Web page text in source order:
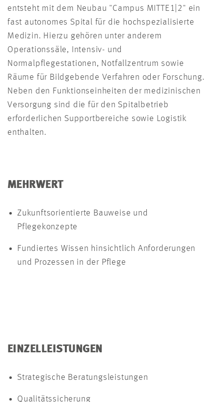
entsteht mit dem Neubau "Campus MITTE1|2" ein
fast autonomes Spital für die hochspezialisierte
Medizin. Hierzu gehören unter anderem
Operationssäle, Intensiv- und
Normalpflegestationen, Notfallzentrum sowie
Räume für Bildgebende Verfahren oder Forschung.
Neben den Funktionseinheiten der medizinischen
Versorgung sind die für den Spitalbetrieb
erforderlichen Supportbereiche sowie Logistik
enthalten.
MEHRWERT
Zukunftsorientierte Bauweise und
Pflegekonzepte
Fundiertes Wissen hinsichtlich Anforderungen
und Prozessen in der Pflege
EINZELLEISTUNGEN
Strategische Beratungsleistungen
Qualitätssicherung